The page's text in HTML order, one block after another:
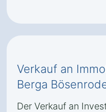
Verkauf an
Berga
Der Verkauf an